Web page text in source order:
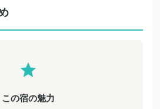
この宿の魅力